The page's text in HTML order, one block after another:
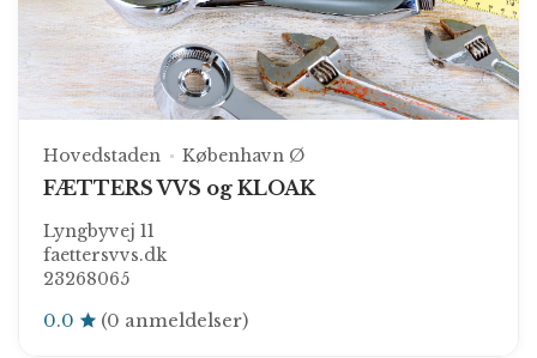
Hovedstaden København Ø
FÆTTERS VVS og KLOAK
Lyngbyvej 11
faettersvvs.dk
23268065
0.0 (0 anmeldelser)